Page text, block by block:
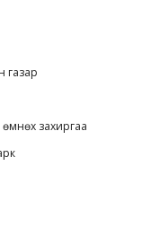
газар
захиргаа